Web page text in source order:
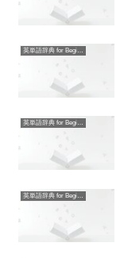
英単語辞典 for Beginners
英単語辞典 for Beginners
英単語辞典 for Beginners